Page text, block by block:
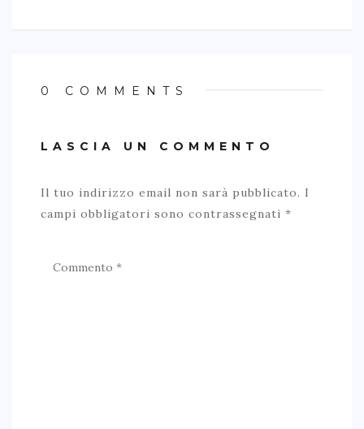
0 COMMENTS
LASCIA UN COMMENTO
Il tuo indirizzo email non sarà pubblicato. I
campi obbligatori sono contrassegnati *